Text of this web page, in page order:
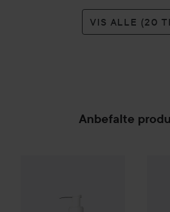
VIS ALLE (20
Anbefalte